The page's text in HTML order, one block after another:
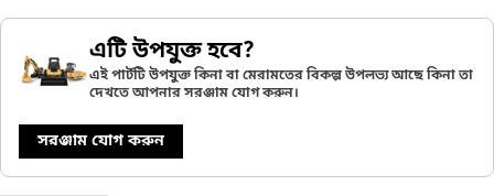
এটি উপযুক্ত হবে?
এই পার্টটি উপযুক্ত কিনা বা মেরামতের বিকল্প উপলভ্য আছে কিনা তা
দেখতে আপনার সরঞ্জাম যোগ করুন।
সরঞ্জাম যোগ করুন